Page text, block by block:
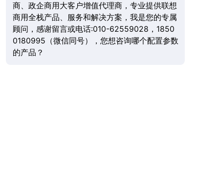
商、政企商用大客户增值代理商，专业提供联想
商用全栈产品、服务和解决方案，我是您的专属
顾问，感谢留言或电话:010-62559028，1850
0180995（微信同号），您想咨询哪个配置参数
的产品？